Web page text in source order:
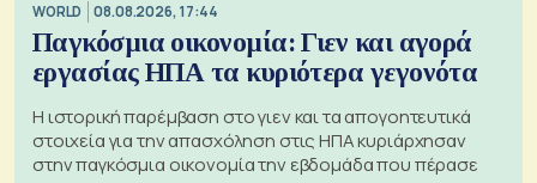
WORLD 08.08.2026, 17:44
Παγκόσμια οικονομία: Γιεν και αγορά
εργασίας ΗΠΑ τα κυριότερα γεγονότα
Η ιστορική παρέμβαση στο γιεν και τα απογοητευτικά
στοιχεία για την απασχόληση στις ΗΠΑ κυριάρχησαν
στην παγκόσμια οικονομία την εβδομάδα που πέρασε